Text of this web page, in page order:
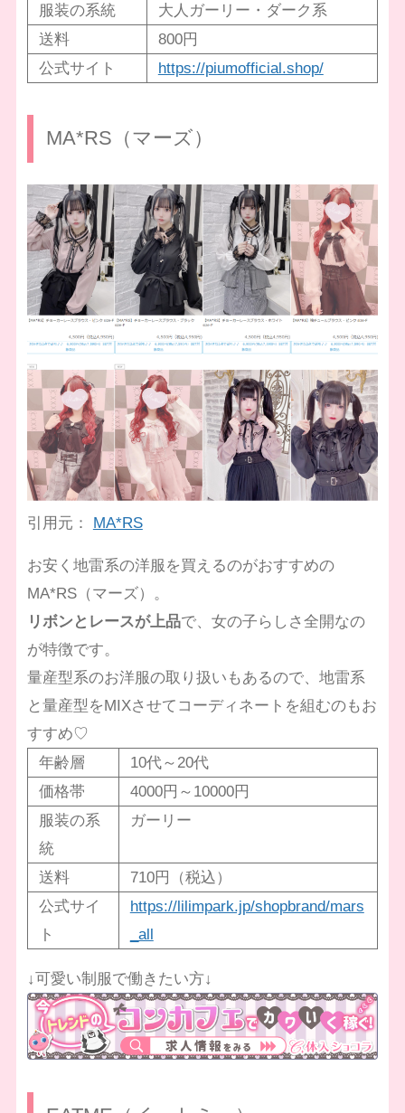
服装の系統
大人ガーリー・ダーク系
送料
800円
公式サイト
https://piumofficial.shop/
MA*RS（マーズ）
引用元： MA*RS
お安く地雷系の洋服を買えるのがおすすめの
MA*RS（マーズ）。
リボンとレースが上品で、女の子らしさ全開なの
が特徴です。
量産型系のお洋服の取り扱いもあるので、地雷系
と量産型をMIXさせてコーディネートを組むのもお
すすめ♡
年齢層
10代～20代
価格帯
4000円～10000円
服装の系
統
ガーリー
送料
710円（税込）
公式サイ
ト
https://lilimpark.jp/shopbrand/mars
_all
↓可愛い制服で働きたい方↓